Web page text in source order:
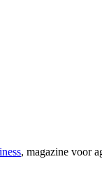
, magazine voor